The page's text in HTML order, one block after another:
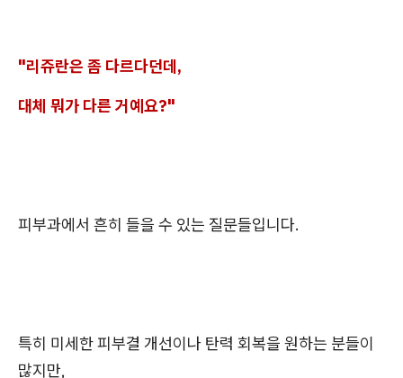
"리쥬란은 좀 다르다던데,
대체 뭐가 다른 거예요?"
피부과에서 흔히 들을 수 있는 질문들입니다.
특히 미세한 피부결 개선이나 탄력 회복을 원하는 분들이
많지만,